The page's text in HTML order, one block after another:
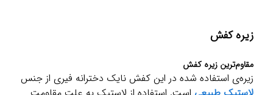
زیره کفش
مقاوم‌ترین زیره کفش
زیره‌ی استفاده شده در این کفش نایک دخترانه فیری از جنس